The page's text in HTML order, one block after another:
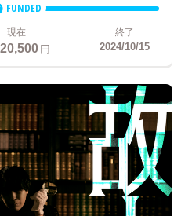
FUNDED
現在
円
終了
2024/10/15